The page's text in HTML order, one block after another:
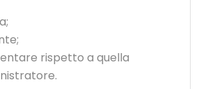
rispetto a quella